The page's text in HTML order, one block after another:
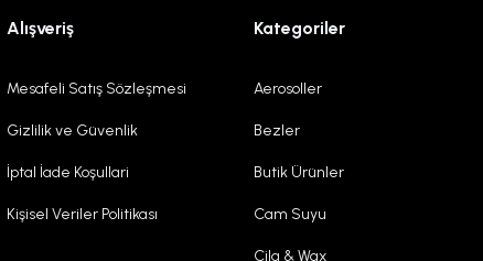
Alışveriş
Mesafeli Satış Sözleşmesi
Gizlilik ve Güvenlik
İptal İade Koşullari
Kişisel Veriler Politikası
Kategoriler
Aerosoller
Bezler
Butik Ürünler
Cam Suyu
Cila & Wax